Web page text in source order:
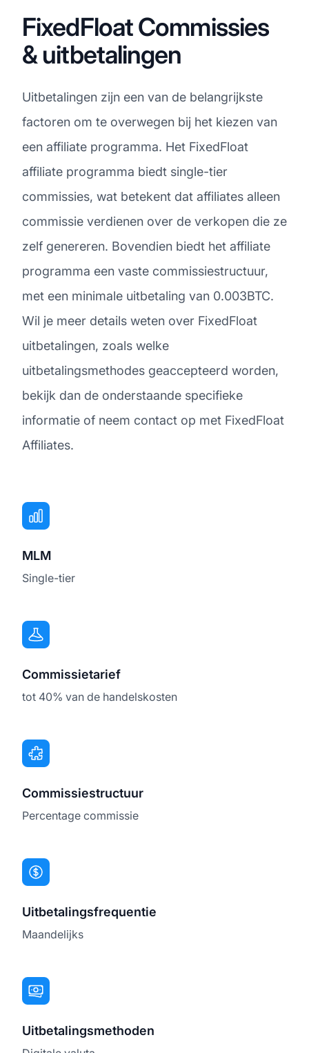
FixedFloat Commissies
& uitbetalingen
Uitbetalingen zijn een van de belangrijkste
factoren om te overwegen bij het kiezen van
een affiliate programma. Het FixedFloat
affiliate programma biedt single-tier
commissies, wat betekent dat affiliates alleen
commissie verdienen over de verkopen die ze
zelf genereren. Bovendien biedt het affiliate
programma een vaste commissiestructuur,
met een minimale uitbetaling van 0.003BTC.
Wil je meer details weten over FixedFloat
uitbetalingen, zoals welke
uitbetalingsmethodes geaccepteerd worden,
bekijk dan de onderstaande specifieke
informatie of neem contact op met FixedFloat
Affiliates.
MLM
Single-tier
Commissietarief
tot 40% van de handelskosten
Commissiestructuur
Percentage commissie
Uitbetalingsfrequentie
Maandelijks
Uitbetalingsmethoden